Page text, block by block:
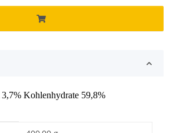
Kohlenhydrate 59,8%